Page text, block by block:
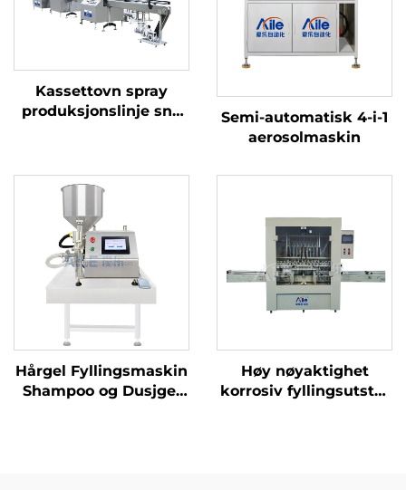
Kassettovn spray
produksjonslinje snø
engangs hår farge
spray aerosol
fyllingslinje
Semi-automatisk 4-i-1
aerosolmaskin
Hårgel Fyllingsmaskin
Shampoo og Dusjgel
Høy nøyaktighet
korrosiv fyllingsutstyr